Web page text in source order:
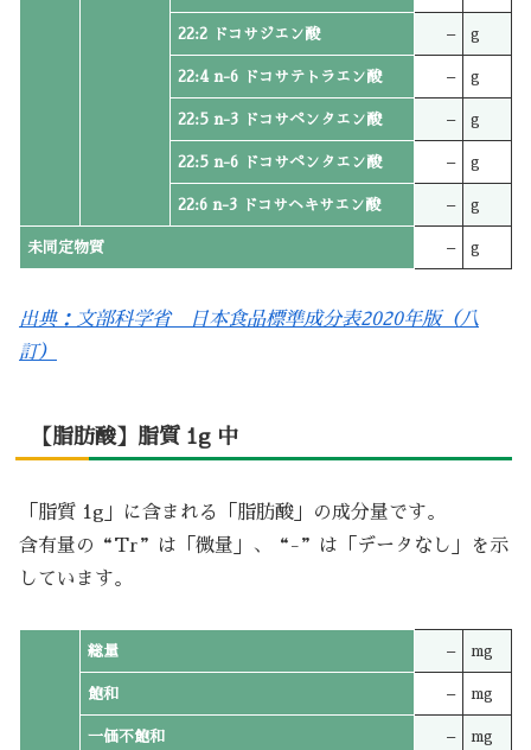
22:2 ドコサジエン酸 – g
22:4 n-6 ドコサテトラエン酸 – g
22:5 n-3 ドコサペンタエン酸 – g
22:5 n-6 ドコサペンタエン酸 – g
22:6 n-3 ドコサヘキサエン酸 – g
未同定物質 – g
出典：文部科学省 日本食品標準成分表2020年版（八
訂）
【脂肪酸】脂質 1g 中
「脂質 1g」に含まれる「脂肪酸」の成分量です。
含有量の“Tr”は「微量」、“-”は「データなし」を示
しています。
総量 – mg
飽和 – mg
一価不飽和 – mg